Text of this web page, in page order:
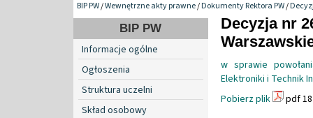
BIP PW/Wewnętrzne akty prawne/Dokumenty Rektora PW/
BIP PW
Informacje ogólne
Ogłoszenia
Struktura uczelni
Skład osobowy
Decyzja nr
w sprawie
Elektroniki i Technik
Pobierz plik
pdf